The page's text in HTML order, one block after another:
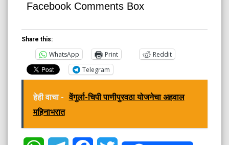
Facebook Comments Box
Share this:
WhatsApp Print
Reddit
Telegram
हेही वाचा - वेंगुर्ला-चिपी पाणीपुरवठा योजनेचा अहवाल
महिनाभरात